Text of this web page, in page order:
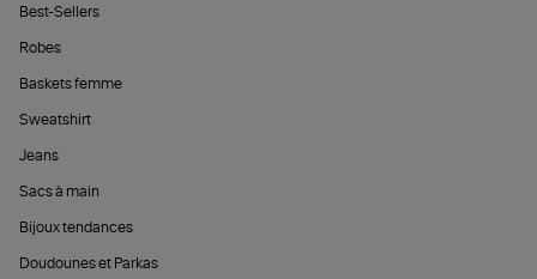
Best-Sellers
Robes
Baskets femme
Sweatshirt
Jeans
Sacs à main
Bijoux tendances
Doudounes et Parkas